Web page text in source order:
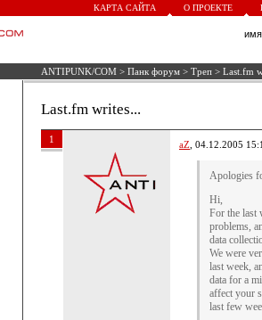
КАРТА САЙТА О ПРОЕКТЕ
ANTIPUNK/COM > Панк форум > Треп > Last.fm
Last.fm writes...
1 aZ , 04.12.2005
Apologies
Hi,
For the last
problems,
data
We were
last week,
data for a
affect your
last few